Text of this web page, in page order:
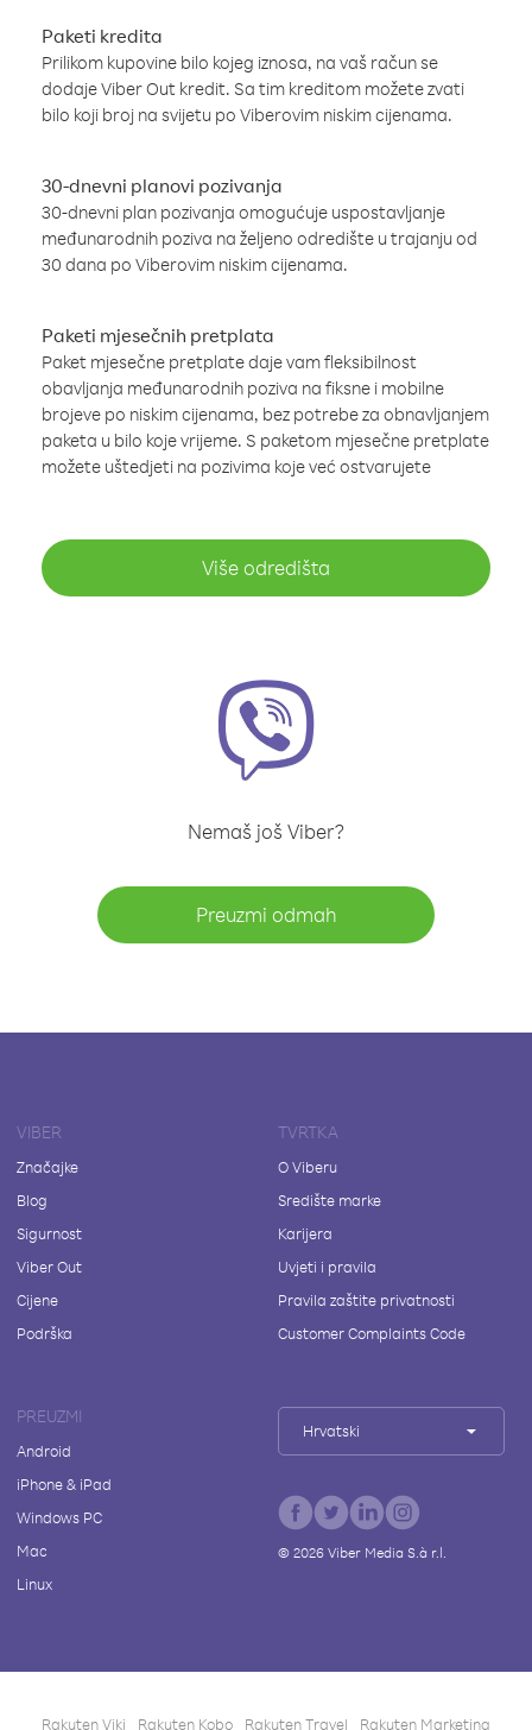
Paketi kredita
Prilikom kupovine bilo kojeg iznosa, na vaš račun se
dodaje Viber Out kredit. Sa tim kreditom možete zvati
bilo koji broj na svijetu po Viberovim niskim cijenama.
30-dnevni planovi pozivanja
30-dnevni plan pozivanja omogućuje uspostavljanje
međunarodnih poziva na željeno odredište u trajanju od
30 dana po Viberovim niskim cijenama.
Paketi mjesečnih pretplata
Paket mjesečne pretplate daje vam fleksibilnost
obavljanja međunarodnih poziva na fiksne i mobilne
brojeve po niskim cijenama, bez potrebe za obnavljanjem
paketa u bilo koje vrijeme. S paketom mjesečne pretplate
možete uštedjeti na pozivima koje već ostvarujete
Više odredišta
Nemaš još Viber?
Preuzmi odmah
VIBER
Značajke
Blog
Sigurnost
Viber Out
Cijene
Podrška
TVRTKA
O Viberu
Središte marke
Karijera
Uvjeti i pravila
Pravila zaštite privatnosti
Customer Complaints Code
PREUZMI
Android
iPhone & iPad
Windows PC
Mac
Linux
Hrvatski
© 2026Viber Media S.à r.l.
Rakuten Viki Rakuten Kobo Rakuten Travel Rakuten Marketing